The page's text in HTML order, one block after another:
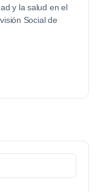
y la salud en el
Social de